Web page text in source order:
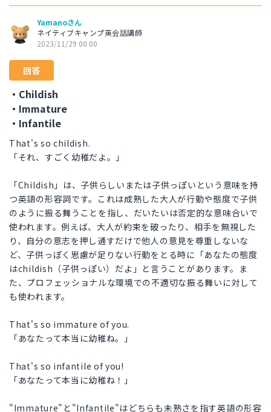
Yamanoさん
ネイティブキャンプ英会話講師
2023/11/29 00:00
回答
・Childish
・Immature
・Infantile
That's so childish.
「それ、すごく幼稚だよ。」
「Childish」は、子供らしいまたは子供っぽいという意味を持
つ英語の形容詞です。これは成熟した大人が行動や態度で子供
のように振る舞うことを指し、だいたいは否定的な意味合いで
使われます。例えば、大人が約束を破ったり、相手を無視した
り、自分の意志を押し通すだけで他人の意見を尊重しないな
ど、子供っぽく思慮が足りない行動をとる時に「あなたの態度
はchildish（子供っぽい）だよ」と言うことがあります。ま
た、プロフェッショナルな環境での不適切な振る舞いに対して
も使われます。
That's so immature of you.
「あなたって本当に幼稚ね。」
That's so infantile of you!
「あなたって本当に幼稚ね！」
"Immature"と"Infantile"はどちらも未熟さを指す英語の形容